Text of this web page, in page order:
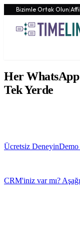
Bizimle Ortak Olun|
Her
Tek Yerde
Ücretsiz DeneyinDemo
CRM'iniz var mı?